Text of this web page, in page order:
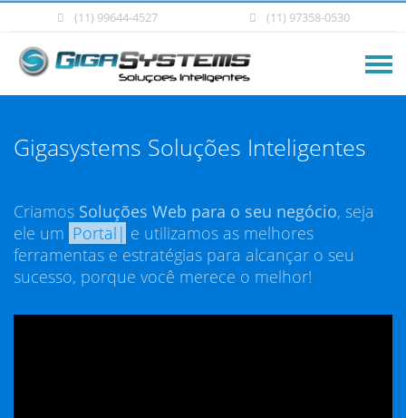
(11) 99644-4527 (11) 97358-0530
Gigasystems Soluções Inteligentes
Criamos Soluções Web para o seu negócio, seja
ele um Portal | e utilizamos as melhores
ferramentas e estratégias para alcançar o seu
sucesso, porque você merece o melhor!